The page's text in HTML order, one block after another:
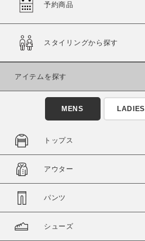
商品タイプ
通常商品
セール価格
在庫
在庫あり
予約商品
スタイリングから探す
アイテムを探す
MENS LADIES
トップス
アウター
パンツ
シューズ